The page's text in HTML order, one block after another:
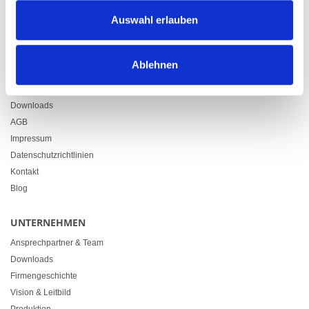
Auswahl erlauben
Ablehnen
Zürcherstrasse 37
LINKS
Downloads
AGB
Impressum
Datenschutzrichtlinien
Kontakt
Blog
UNTERNEHMEN
Ansprechpartner & Team
Downloads
Firmengeschichte
Vision & Leitbild